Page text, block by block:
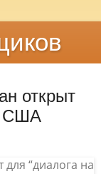
открыт
США